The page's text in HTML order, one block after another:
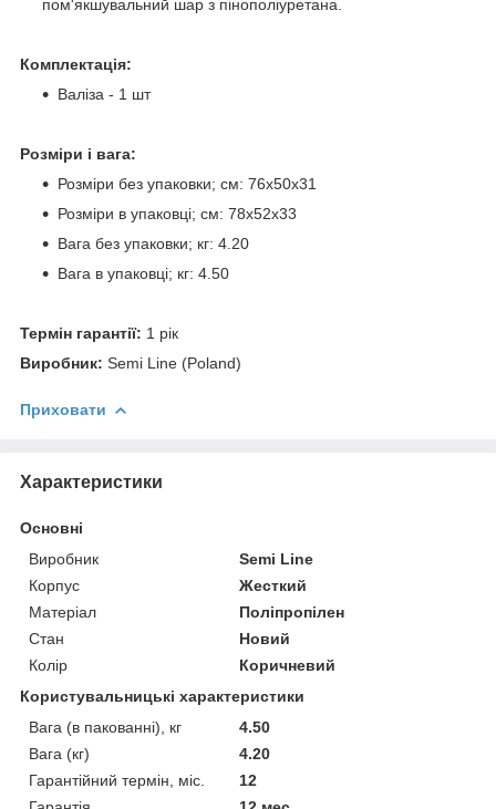
пом'якшувальний шар з пінополіуретана.
Комплектація:
Валіза - 1 шт
Розміри і вага:
Розміри без упаковки; см: 76x50x31
Розміри в упаковці; см: 78x52x33
Вага без упаковки; кг: 4.20
Вага в упаковці; кг: 4.50
Термін гарантії: 1 рік
Виробник: Semi Line (Poland)
Приховати
Характеристики
Основні
Виробник
Semi Line
Корпус
Жесткий
Матеріал
Поліпропілен
Стан
Новий
Колір
Коричневий
Користувальницькі характеристики
Вага (в пакованні), кг
4.50
Вага (кг)
4.20
Гарантійний термін, міс.
12